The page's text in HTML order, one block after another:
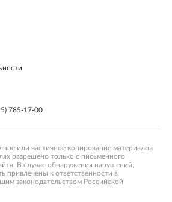
785-17-00
или частичное копирование материалов
разрешено только с письменного
В случае обнаружения нарушений,
привлечены к ответственности в
законодательством Российской